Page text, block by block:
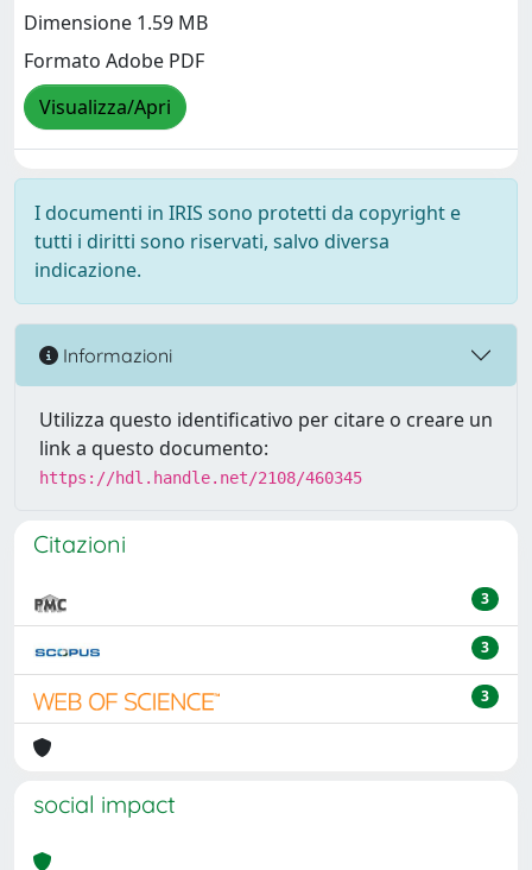
Dimensione 1.59 MB
Formato Adobe PDF
Visualizza/Apri
I documenti in IRIS sono protetti da copyright e
tutti i diritti sono riservati, salvo diversa
indicazione.
Informazioni
Utilizza questo identificativo per citare o creare un
link a questo documento:
https://hdl.handle.net/2108/460345
Citazioni
3
3
3
social impact